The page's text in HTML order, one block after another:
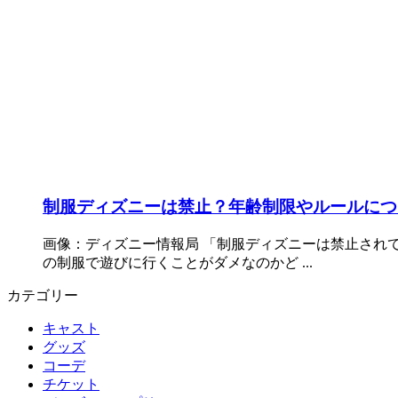
制服ディズニーは禁止？年齢制限やルールに
画像：ディズニー情報局 「制服ディズニーは禁止さ
の制服で遊びに行くことがダメなのかど ...
カテゴリー
キャスト
グッズ
コーデ
チケット